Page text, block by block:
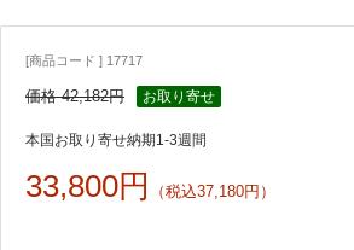
[商品コード ] 17717
価格 42,182円 お取り寄せ
本国お取り寄せ納期1-3週間
33,800円 （税込37,180円）